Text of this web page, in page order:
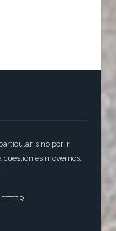
sino por ir.
cuestión es movernos.